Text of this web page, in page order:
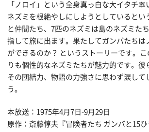
「ノロイ」という全身真っ白な大イタチ
ネズミを根絶やしにしようとしているとい
と仲間たち、7匹のネズミは島のネズミた
指して旅に出ます。果たしてガンバたちは
ができるのか？ というストーリーです。
りも個性的なネズミたちが魅力的です。彼
その団結力、物語の力強さに思わず涙して
う。
本放送：1975年4月7日-9月29日
原作：斎藤惇夫『冒険者たち ガンバと15ひ